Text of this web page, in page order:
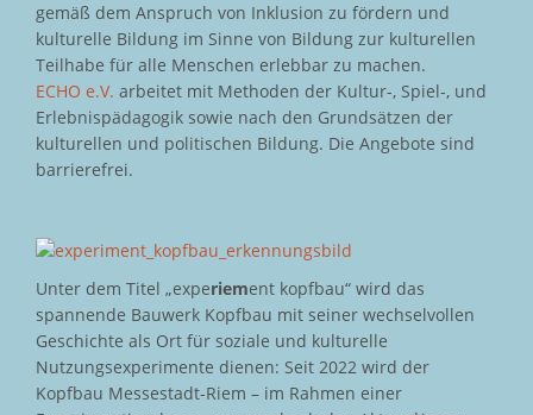
gemäß dem Anspruch von Inklusion zu fördern und
kulturelle Bildung im Sinne von Bildung zur kulturellen
Teilhabe für alle Menschen erlebbar zu machen.
ECHO e.V. arbeitet mit Methoden der Kultur-, Spiel-, und
Erlebnispädagogik sowie nach den Grundsätzen der
kulturellen und politischen Bildung. Die Angebote sind
barrierefrei.
Unter dem Titel „experiement kopfbau“ wird das
spannende Bauwerk Kopfbau mit seiner wechselvollen
Geschichte als Ort für soziale und kulturelle
Nutzungsexperimente dienen: Seit 2022 wird der
Kopfbau Messestadt-Riem – im Rahmen einer